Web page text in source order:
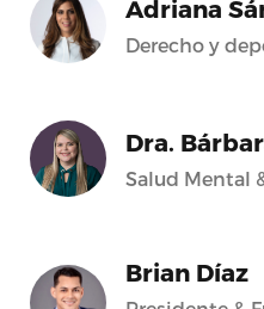
Adriana
Derecho y
Dra.
Salud Mental
Brian Díaz